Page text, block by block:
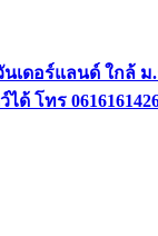
เดอร์แลนด์ ใกล้ ม
ด้ โทร